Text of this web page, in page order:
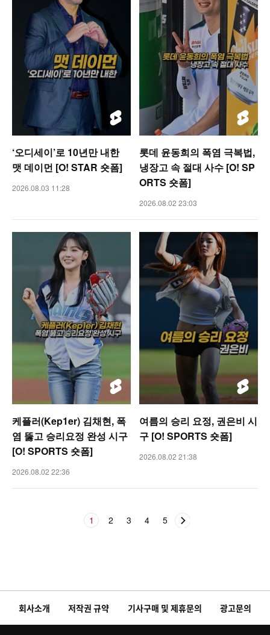
‘오디세이’로 10년만 내한
맷 데이먼 [O! STAR 숏폼]
2026.08.03 11:28
롯데 윤동희의 폭염 극복법,
냉장고 속 절대 사수 [O! SP
ORTS 숏폼]
2026.08.02 23:03
케플러(Kep1er) 김채현, 폭
염 뚫고 승리요정 완성 시구
[O! SPORTS 숏폼]
2026.08.02 22:36
여름의 승리 요정, 권은비 시
구 [O! SPORTS 숏폼]
2026.08.02 21:38
1 2 3 4 5
회사소개 저작권 규약 기사구매 및 제휴문의 광고문의